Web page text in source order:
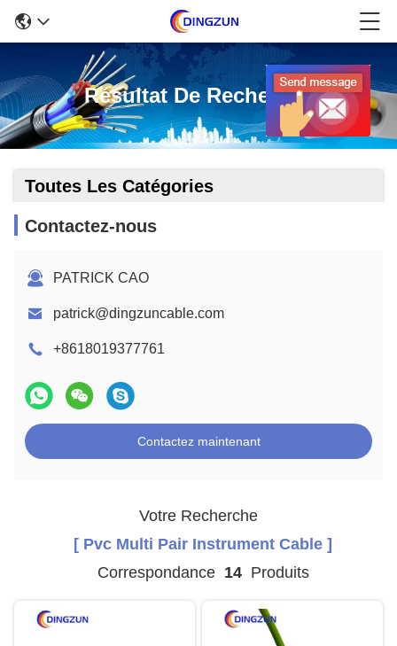
Résultat De Recherche
Toutes Les Catégories
Contactez-nous
PATRICK CAO
patrick@dingzuncable.com
+8618019377761
Contactez maintenant
Votre Recherche
[ Pvc Multi Pair Instrument Cable ]
Correspondance 14Produits